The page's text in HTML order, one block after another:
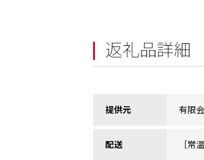
返礼品詳細
提供元 有限
配送 ［常温